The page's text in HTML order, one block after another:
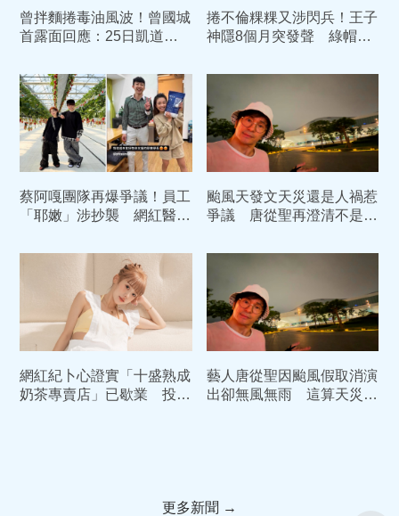
曾拌麵捲毒油風波！曾國城
首露面回應：25日凱道遊
捲不倫粿粿又涉閃兵！王子
神隱8個月突發聲 綠帽夫
家」
蔡阿嘎團隊再爆爭議！員工
「耶嫩」涉抄襲 網紅醫提
颱風天發文天災還是人禍惹
爭議 唐從聖再澄清不是針
網紅紀卜心證實「十盛熟成
奶茶專賣店」已歇業 投資
藝人唐從聖因颱風假取消演
出卻無風無雨 這算天災還
更多新聞 →